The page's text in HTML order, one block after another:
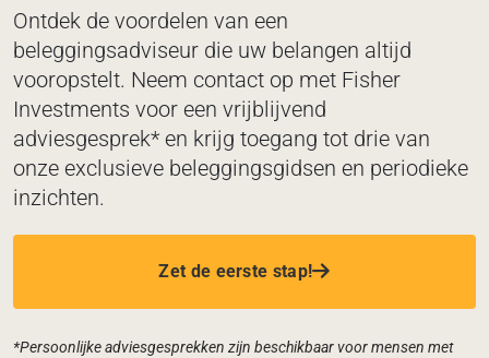
Ontdek de voordelen van een
beleggingsadviseur die uw belangen altijd
vooropstelt. Neem contact op met Fisher
Investments voor een vrijblijvend
adviesgesprek* en krijg toegang tot drie van
onze exclusieve beleggingsgidsen en periodieke
inzichten.
Zet de eerste stap!
*Persoonlijke adviesgesprekken zijn beschikbaar voor mensen met